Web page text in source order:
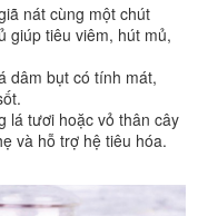
nát cùng một chút
giúp tiêu viêm, hút mủ,
dâm bụt có tính mát,
lá tươi hoặc vỏ thân cây
và hỗ trợ hệ tiêu hóa.